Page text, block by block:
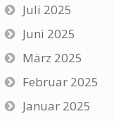
Juli 2025
Juni 2025
März 2025
Februar 2025
Januar 2025